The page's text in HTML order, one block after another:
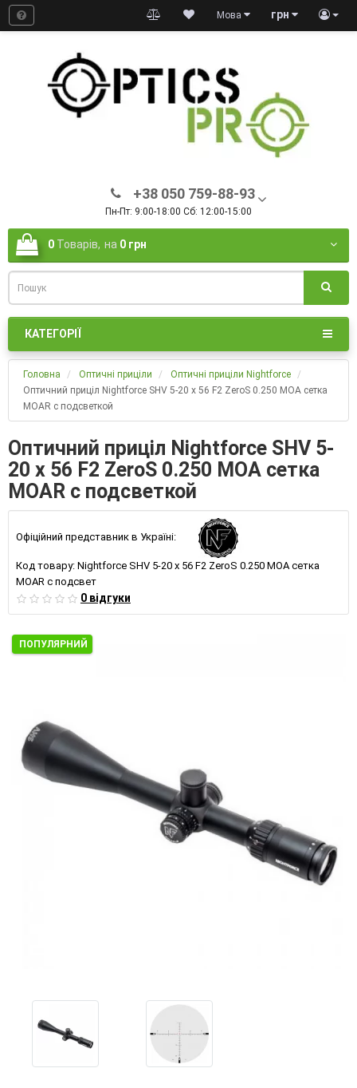
грн
Мова
+38 050 759-88-93
Пн-Пт: 9:00-18:00 Сб: 12:00-15:00
0 Товарів, на 0 грн
КАТЕГОРІЇ
Головна Оптичні приціли
Оптичні приціли Nightforce
Оптичний приціл Nightforce SHV 5-20 x 56 F2 ZeroS 0.250 MOA сетка
MOAR с подсветкой
Оптичний приціл Nightforce SHV 5-
20 x 56 F2 ZeroS 0.250 MOA сетка
MOAR с подсветкой
Офіційний представник в Україні:
Код товару: Nightforce SHV 5-20 x 56 F2 ZeroS 0.250 MOA сетка
MOAR с подсвет
0 відгуки
ПОПУЛЯРНИЙ